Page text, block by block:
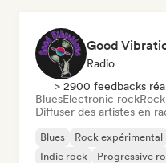
Good
Radio
> 2900 feedbacks
BluesElectronic rock
Diffuser des artistes en
Blues Rock expérimental
Indie rock
Progressive